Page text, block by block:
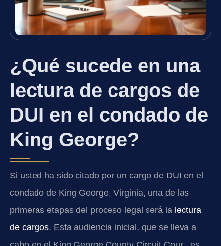
¿Qué sucede en una
lectura de cargos de
DUI en el condado de
King George?
Si usted ha sido citado por un cargo de DUI en el
condado de King George, Virginia, una de las
primeras etapas del proceso legal será la lectura
de cargos. Esta audiencia inicial, que se lleva a